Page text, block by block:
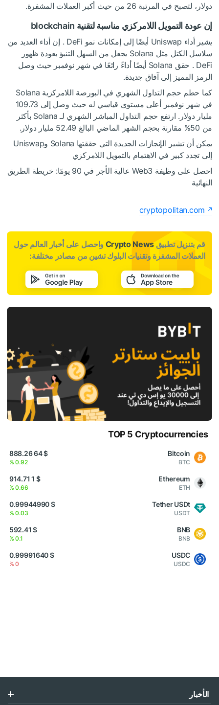
دولار، لتصبح في المرتبة 26 من حيث أكبر العملات المشفرة.
إن عودة التمويل اللامركزي مناسبة لتقنية blockchain
يشير أداء Uniswap أيضًا إلى إمكانات نمو DeFi . إن أداء العديد من
سلاسل الكتل مثل Solana يجعل من السهل التنبؤ بعودة ظهور
DeFi . حقق Solana أيضًا أداءً رائعًا في شهر نوفمبر حيث وصل
الرمز المميز إلى آفاق جديدة.
كما حطم حجم التداول الشهري في البورصة اللامركزية Solana
في شهر نوفمبر أعلى مستوى قياسي له
حيث وصل إلى 109.73
مليار دولار. ارتفع حجم التداول المباشر الشهري لـ Solana بأكثر
من 50% مقارنة بحجم الشهر الماضي البالغ 52.49 مليار دولار.
يمكن أن تشير الإنجازات الجديدة التي حققتها Solana وUniswap
إلى تجدد كبير في الاهتمام بالتمويل اللامركزي
احصل على وظيفة Web3 عالية الأجر في 90 يومًا: خريطة الطريق
النهائية
cryptopolitan.com
قم بتنزيل تطبيقCrypto News واحصل على أخبار العالم حول
العملات المشفرة وتقنيات البلوك تشين من مصادر مختلفة:
TOP 5 Cryptocurrencies
Bitcoin
BTC
$ 64 888.26
0.92 %
Ethereum
ETH
$ 1 914.71
0.66 %
Tether USDt
USDT
$ 0.99944990
0.03 %
BNB
BNB
$ 592.41
0.1 %
USDC
USDC
$ 0.99991640
0 %
الأخبار